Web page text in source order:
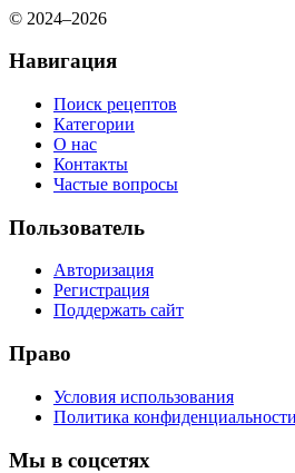
© 2024–2026
Навигация
Поиск рецептов
Категории
О нас
Контакты
Частые вопросы
Пользователь
Авторизация
Регистрация
Поддержать сайт
Право
Условия использования
Политика конфиденциальности
Мы в соцсетях